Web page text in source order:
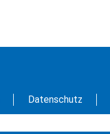
Datenschutz